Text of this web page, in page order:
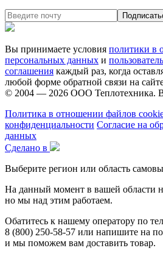
Вы принимаете условия политики в
персональных данных и
соглашения каждый раз, когда
любой форме обратной связи на
© 2004 — 2026 ООО Теплотехника.
Политика в отношении файлов
конфиденциальности Согласие на
данных
Сделано в
Выберите регион или область
На данный момент в вашей области
но мы над этим работаем.
Обатитесь к нашему оператору по
8 (800) 250-58-57 или напишите на
и мы поможем вам доставить товар.